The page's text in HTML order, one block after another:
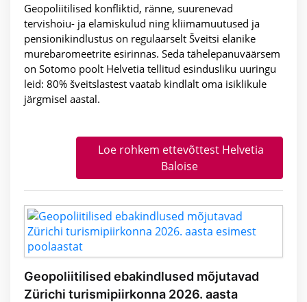
Geopoliitilised konfliktid, ränne, suurenevad
tervishoiu- ja elamiskulud ning kliimamuutused ja
pensionikindlustus on regulaarselt Šveitsi elanike
murebaromeetrite esirinnas. Seda tähelepanuväärsem
on Sotomo poolt Helvetia tellitud esindusliku uuringu
leid: 80% šveitslastest vaatab kindlalt oma isiklikule
järgmisel aastal.
Loe rohkem ettevõttest Helvetia
Baloise
Geopoliitilised ebakindlused mõjutavad
Zürichi turismipiirkonna 2026. aasta